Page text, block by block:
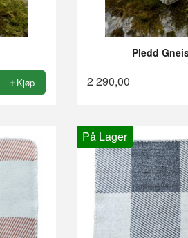
Kjøp
Pledd
2 290,00
På Lager